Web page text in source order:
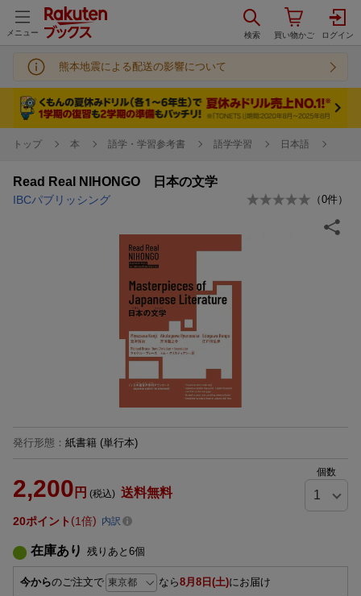
メニュー
熊本地震による配送の影響について
トップ 本 語学・学習参考書 語学学習 日本語
Read Real NIHONGO 日本の文学
IBCパブリッシング （0件）
発行形態 ： 紙書籍 (単行本)
2,200 円 (税込) 送料無料
個数
20ポイント 1倍 内訳
在庫あり 残りあと 6個
今からのご注文で なら8月8日(土)にお届け